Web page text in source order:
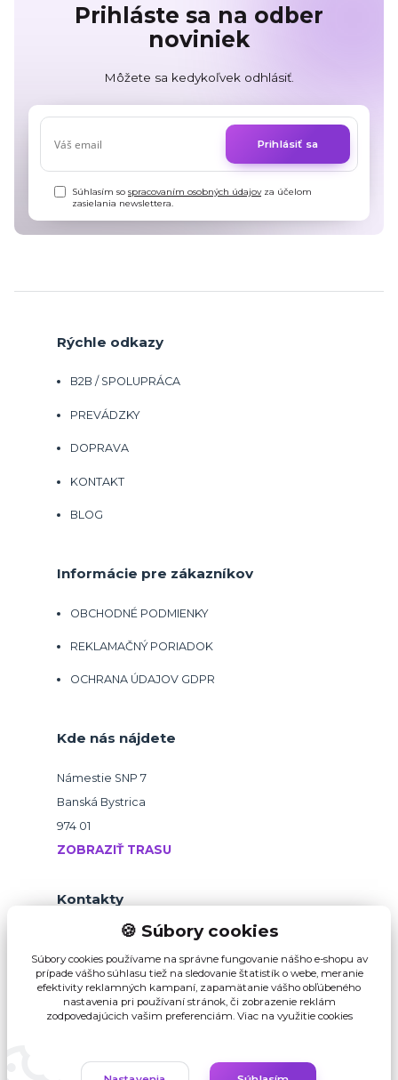
Prihláste sa na odber
noviniek
Môžete sa kedykoľvek odhlásiť.
Prihlásiť sa
Súhlasím sospracovaním osobných údajovza účelom
zasielania newslettera.
Rýchle odkazy
B2B / SPOLUPRÁCA
PREVÁDZKY
DOPRAVA
KONTAKT
BLOG
Informácie pre zákazníkov
OBCHODNÉ PODMIENKY
REKLAMAČNÝ PORIADOK
OCHRANA ÚDAJOV GDPR
Kde nás nájdete
Námestie SNP 7
Banská Bystrica
974 01
ZOBRAZIŤ TRASU
Kontakty
b2b@pikvalitu.sk
🍪 Súbory cookies
Súbory cookies používame na správne fungovanie nášho e-shopu av
prípade vášho súhlasu tiež na sledovanie štatistík o webe, meranie
efektivity reklamných kampaní, zapamätanie vášho obľúbeného
nastavenia pri používaní stránok, či zobrazenie reklám
zodpovedajúcich vašim preferenciám. Viac na využitie cookies